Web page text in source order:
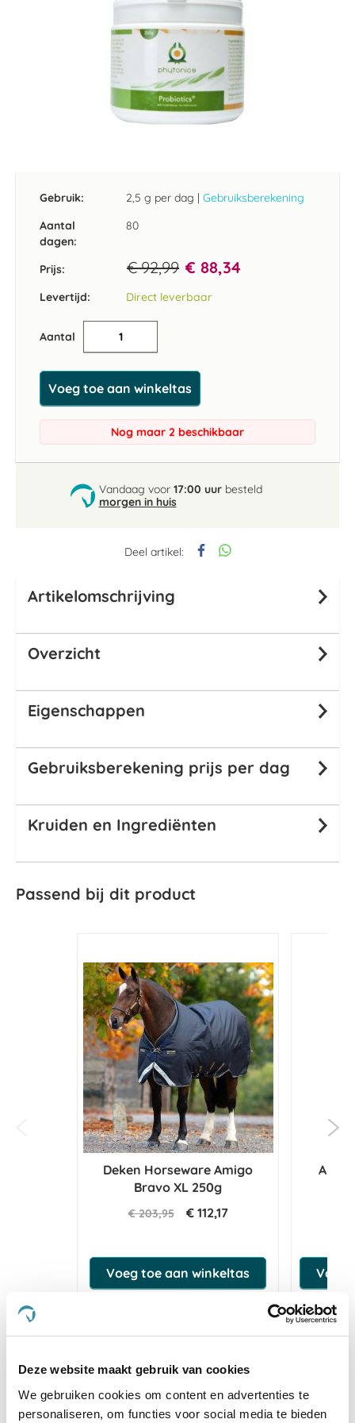
Deze website maakt gebruik van cookies
We gebruiken cookies om content en advertenties te
personaliseren, om functies voor social media te bieden
Deel artikel:
Gebruik: 2,5 g per dag | Gebruiksberekening
Aantal
dagen:
80
Prijs: € 92,99 € 88,34
Levertijd: Direct leverbaar
Aantal
Voeg toe aan winkeltas
Nog maar 2 beschikbaar
Vandaag voor 17:00 uurbesteld
morgen in huis
begin
afbeeldingen-
gallerij
Artikelomschrijving
Overzicht
Eigenschappen
Gebruiksberekening prijs per dag
Kruiden en Ingrediënten
Passend bij dit product
Deken Horseware Amigo
Bravo XL 250g
€ 203,95 € 112,17
Voeg toe aan winkeltas Voeg